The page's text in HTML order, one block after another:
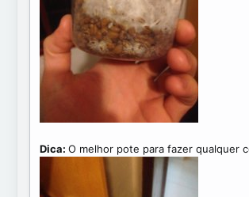
Dica: O melhor pote para fazer qualquer